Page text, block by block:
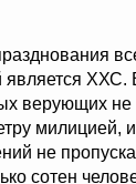
ХХС.
верующих не
милицией,
не
сотен